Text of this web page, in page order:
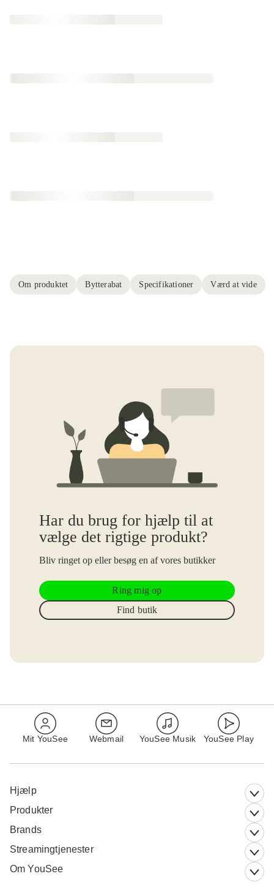
Om produktet Bytterabat Specifikationer Værd at vide
Har du brug for hjælp til at
vælge det rigtige produkt?
Bliv ringet op eller besøg en af vores butikker
Ring mig op
Find butik
Mit YouSee Webmail YouSee Musik YouSee Play
Hjælp
Produkter
Brands
Streamingtjenester
Om YouSee